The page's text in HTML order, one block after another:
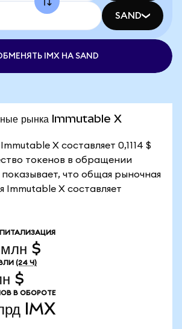
SAND
IMX НА SAND
рынка Immutable X
X составляет 0,1114 $
токенов в обращении
что общая рыночная
Immutable X составляет
$
(24 Ч)
$
В ОБОРОТЕ
IMX